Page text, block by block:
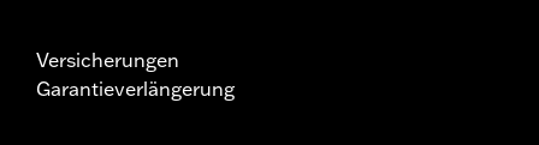
Versicherungen
Garantieverlängerung